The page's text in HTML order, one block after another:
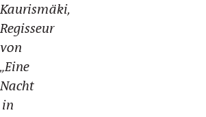
Kaurismäki,
Regisseur
von
„Eine
Nacht
in